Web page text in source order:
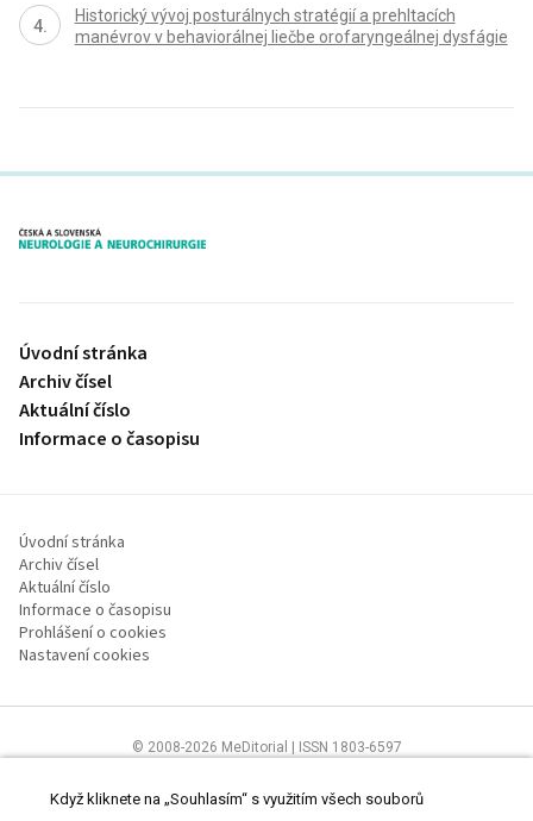
Historický vývoj posturálnych stratégií a prehltacích
manévrov v behaviorálnej liečbe orofaryngeálnej dysfágie
proLékaře.cz
Úvodní stránka
Archiv čísel
Aktuální číslo
Informace o časopisu
Úvodní stránka
Archiv čísel
Aktuální číslo
Informace o časopisu
Prohlášení o cookies
Nastavení cookies
© 2008-2026 MeDitorial | ISSN 1803-6597
zdravotnictví.Čtěte prohlášeníaZásady zpracování osobních údajů
Když kliknete na „Souhlasím“ s využitím všech souborů